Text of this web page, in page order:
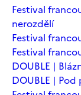
Festival
nerozdělí
Festival
Festival
DOUBLE |
DOUBLE | Pod